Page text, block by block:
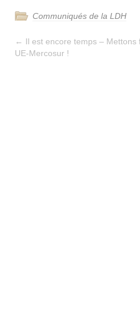
Communiqués de la LDH
← Il est encore temps – Mettons
UE-Mercosur !